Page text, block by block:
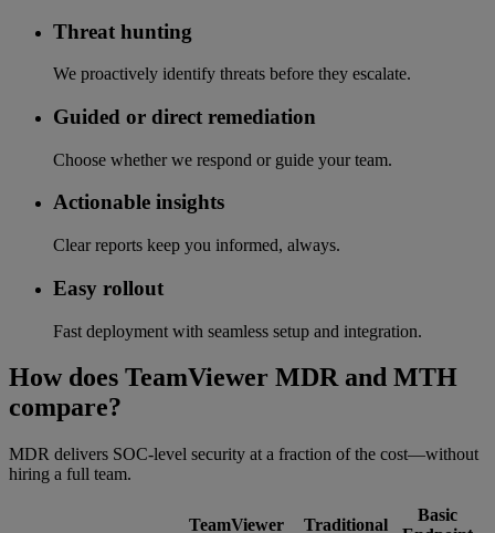
Threat hunting
We proactively identify threats before they escalate.
Guided or direct remediation
Choose whether we respond or guide your team.
Actionable insights
Clear reports keep you informed, always.
Easy rollout
Fast deployment with seamless setup and integration.
How does TeamViewer MDR and MTH
compare?
MDR delivers SOC-level security at a fraction of the cost—without
hiring a full team.
TeamViewer
Traditional
Basic